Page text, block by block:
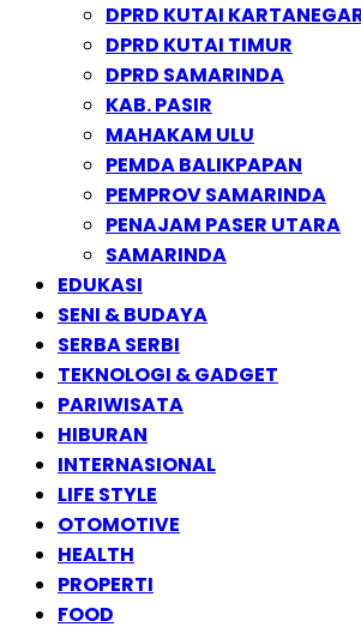
DPRD KUTAI
DPRD KUTAI TIMUR
DPRD SAMARINDA
KAB. PASIR
MAHAKAM ULU
PEMDA BALIKPAPAN
PEMPROV SAMARINDA
PENAJAM PASER UTARA
SAMARINDA
EDUKASI
SENI & BUDAYA
SERBA SERBI
TEKNOLOGI & GADGET
PARIWISATA
HIBURAN
INTERNASIONAL
LIFE STYLE
OTOMOTIVE
HEALTH
PROPERTI
FOOD